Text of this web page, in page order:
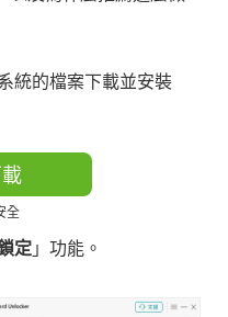
統的檔案下載並安裝
全
定」功能。